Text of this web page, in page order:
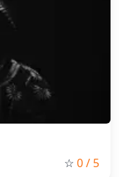
☆ 0/ 5